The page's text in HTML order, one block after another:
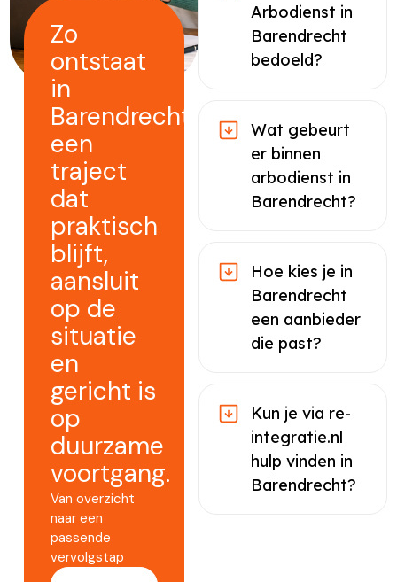
Zo
ontstaat
in
Barendrecht
een
traject
dat
praktisch
blijft,
aansluit
op de
situatie
en
gericht is
op
duurzame
voortgang.
Van overzicht
naar een
passende
vervolgstap
Arbodienst in
Barendrecht
bedoeld?
Wat gebeurt
er binnen
arbodienst in
Barendrecht?
Hoe kies je in
Barendrecht
een aanbieder
die past?
Kun je via re-
integratie.nl
hulp vinden in
Barendrecht?